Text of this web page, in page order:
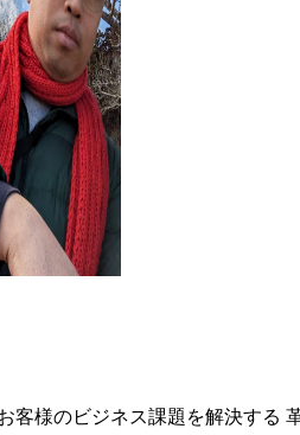
客様のビジネス課題を解決する